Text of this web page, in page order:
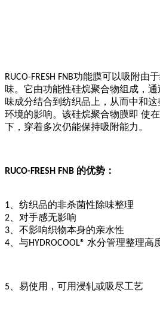
RUCO-FRESH FNB功能膜可以吸附由
味。它由功能性硅烷聚合物组成，
味成分结合到纺织品上，从而中和
环境的影响。该硅烷聚合物膜即 使
下，穿着多次仍能保持吸附能力。
RUCO-FRESH FNB 的优势：
1 、纺织品的非杀菌性除味整理
2 、对手感无影响
3 、不影响织物本身的亲水性
4 、与HYDROCOOL® 水分管理整理高
5 、易使用，可用浸轧或吸尽工艺